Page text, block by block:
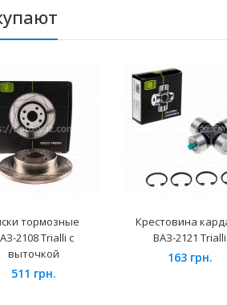
тормозные
2108 Trialli с
выточкой
511 грн.
Крестовина
ВАЗ-2121 Trialli
163 грн.